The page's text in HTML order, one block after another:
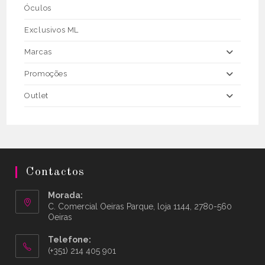
Óculos
Exclusivos ML
Marcas
Promoções
Outlet
Contactos
Morada:
C. Comercial Oeiras Parque, loja 1144, 2780-560
Oeiras
Telefone:
(+351) 214 405 901